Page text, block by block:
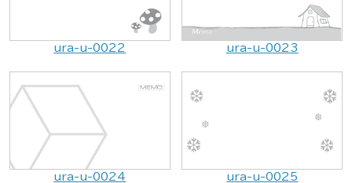
ura-u-0022 ura-u-0023
ura-u-0024 ura-u-0025